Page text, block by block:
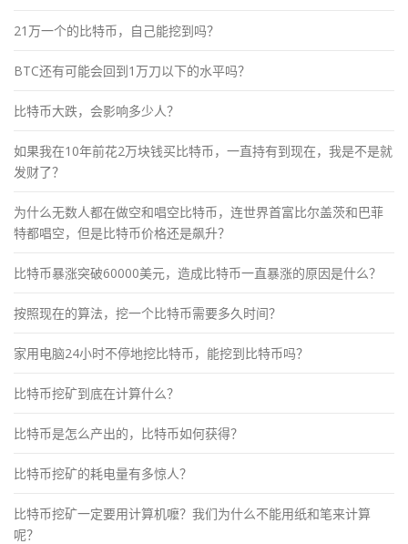
21万一个的比特币，自己能挖到吗？
BTC还有可能会回到1万刀以下的水平吗？
比特币大跌，会影响多少人？
如果我在10年前花2万块钱买比特币，一直持有到现在，我是不是就
发财了？
为什么无数人都在做空和唱空比特币，连世界首富比尔盖茨和巴菲
特都唱空，但是比特币价格还是飙升？
比特币暴涨突破60000美元，造成比特币一直暴涨的原因是什么？
按照现在的算法，挖一个比特币需要多久时间？
家用电脑24小时不停地挖比特币，能挖到比特币吗？
比特币挖矿到底在计算什么？
比特币是怎么产出的，比特币如何获得？
比特币挖矿的耗电量有多惊人？
比特币挖矿一定要用计算机嚒？我们为什么不能用纸和笔来计算
呢？